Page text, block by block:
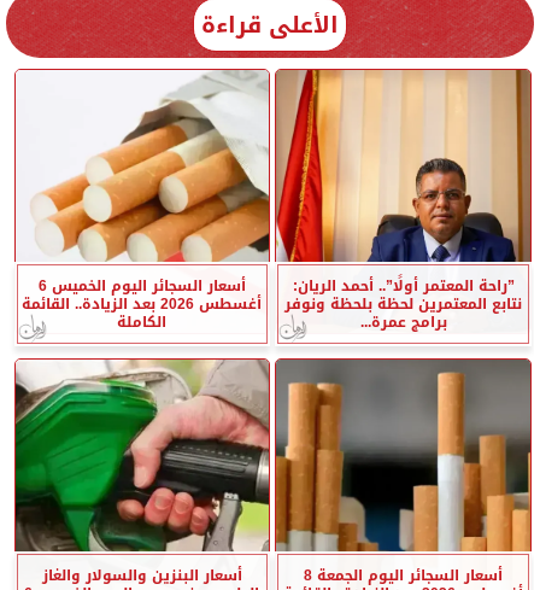
الأعلى قراءة
”راحة المعتمر أولًا”.. أحمد الريان:
نتابع المعتمرين لحظة بلحظة ونوفر
برامج عمرة...
أسعار السجائر اليوم الخميس 6
أغسطس 2026 بعد الزيادة.. القائمة
الكاملة
أسعار السجائر اليوم الجمعة 8 أسعار البنزين والسولار والغاز